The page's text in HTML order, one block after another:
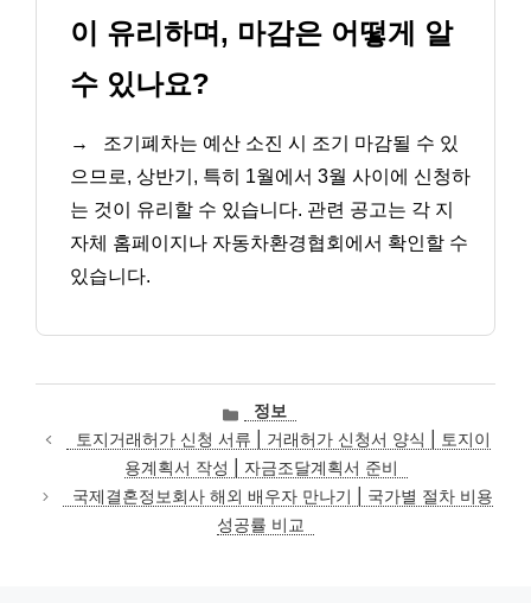
이 유리하며, 마감은 어떻게 알
수 있나요?
→
조기폐차는 예산 소진 시 조기 마감될 수 있
으므로, 상반기, 특히 1월에서 3월 사이에 신청하
는 것이 유리할 수 있습니다. 관련 공고는 각 지
자체 홈페이지나 자동차환경협회에서 확인할 수
있습니다.
카
테
고
리
정보
토지거래허가 신청 서류 | 거래허가 신청서 양식 | 토지이
용계획서 작성 | 자금조달계획서 준비
국제결혼정보회사 해외 배우자 만나기 | 국가별 절차 비용
성공률 비교